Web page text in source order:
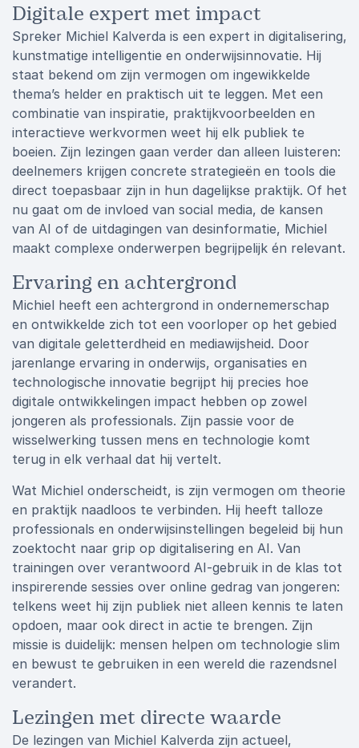
Digitale expert met impact
Spreker Michiel Kalverda is een expert in digitalisering,
kunstmatige intelligentie en onderwijsinnovatie. Hij
staat bekend om zijn vermogen om ingewikkelde
thema’s helder en praktisch uit te leggen. Met een
combinatie van inspiratie, praktijkvoorbeelden en
interactieve werkvormen weet hij elk publiek te
boeien. Zijn lezingen gaan verder dan alleen luisteren:
deelnemers krijgen concrete strategieën en tools die
direct toepasbaar zijn in hun dagelijkse praktijk. Of het
nu gaat om de invloed van social media, de kansen
van AI of de uitdagingen van desinformatie, Michiel
maakt complexe onderwerpen begrijpelijk én relevant.
Ervaring en achtergrond
Michiel heeft een achtergrond in ondernemerschap
en ontwikkelde zich tot een voorloper op het gebied
van digitale geletterdheid en mediawijsheid. Door
jarenlange ervaring in onderwijs, organisaties en
technologische innovatie begrijpt hij precies hoe
digitale ontwikkelingen impact hebben op zowel
jongeren als professionals. Zijn passie voor de
wisselwerking tussen mens en technologie komt
terug in elk verhaal dat hij vertelt.
Wat Michiel onderscheidt, is zijn vermogen om theorie
en praktijk naadloos te verbinden. Hij heeft talloze
professionals en onderwijsinstellingen begeleid bij hun
zoektocht naar grip op digitalisering en AI. Van
trainingen over verantwoord AI-gebruik in de klas tot
inspirerende sessies over online gedrag van jongeren:
telkens weet hij zijn publiek niet alleen kennis te laten
opdoen, maar ook direct in actie te brengen. Zijn
missie is duidelijk: mensen helpen om technologie slim
en bewust te gebruiken in een wereld die razendsnel
verandert.
Lezingen met directe waarde
De lezingen van Michiel Kalverda zijn actueel,